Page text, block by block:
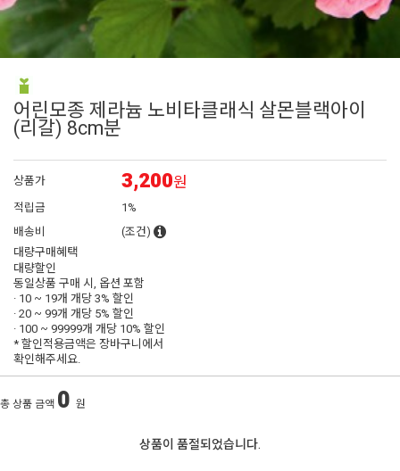
어린모종 제라늄 노비타클래식 살몬블랙아이
(리갈) 8cm분
상품가 3,200원
적립금
1%
배송비
(조건)
대량구매혜택
대량할인
동일상품 구매 시, 옵션 포함
· 10 ~ 19개 개당3% 할인
· 20 ~ 99개 개당 5% 할인
· 100 ~ 99999개 개당 10% 할인
* 할인적용금액은 장바구니에서
확인해주세요.
총 상품 금액 0 원
상품이 품절되었습니다.